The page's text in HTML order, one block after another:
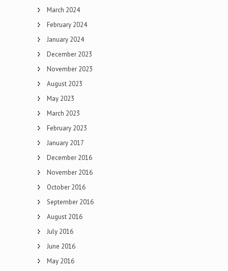
March 2024
February 2024
January 2024
December 2023
November 2023
August 2023
May 2023
March 2023
February 2023
January 2017
December 2016
November 2016
October 2016
September 2016
August 2016
July 2016
June 2016
May 2016